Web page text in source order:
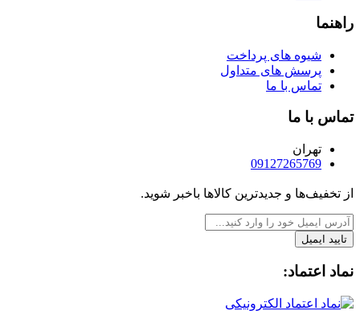
راهنما
شیوه های پرداخت
پرسش های متداول
تماس با ما
تماس با ما
تهران
09127265769
از تخفیف‌ها و جدیدترین‌ کالاها باخبر شوید.
تایید ایمیل
نماد اعتماد: